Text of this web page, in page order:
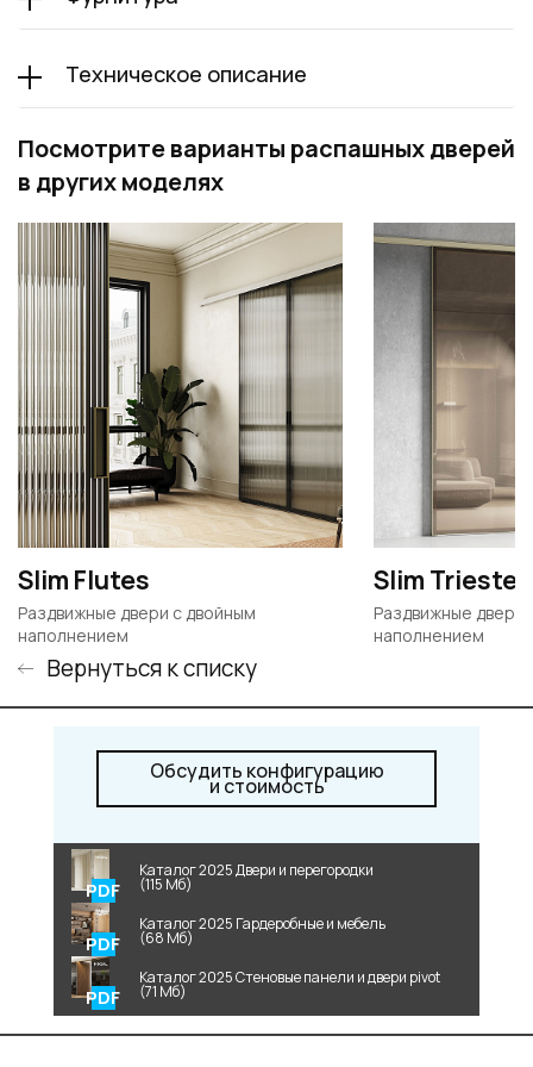
Техническое описание
Посмотрите варианты распашных дверей
в других моделях
Slim Flutes
Раздвижные двери c двойным
наполнением
Slim Trieste
Раздвижные двери
наполнением
Вернуться к списку
Обсудить конфигурацию
и стоимость
Каталог 2025 Двери и перегородки
(115 Мб)
Каталог 2025 Гардеробные и мебель
(68 Мб)
Каталог 2025 Стеновые панели и двери pivot
(71 Мб)